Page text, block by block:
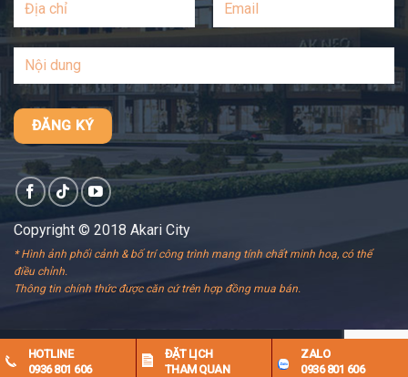
Copyright © 2018 Akari City
* Hình ảnh phối cảnh & bố trí công trình mang tính chất minh hoạ, có thể
điều chỉnh.
Thông tin chính thức được căn cứ trên hợp đồng mua bán.
HOTLINE
0936 801 606
ĐẶT LỊCH
THAM QUAN
ZALO
0936 801 606